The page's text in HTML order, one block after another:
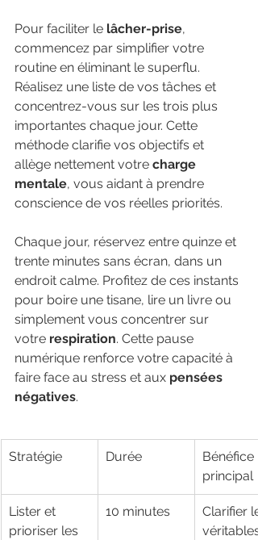
Pour faciliter le lâcher-prise,
commencez par simplifier votre
routine en éliminant le superflu.
Réalisez une liste de vos tâches et
concentrez-vous sur les trois plus
importantes chaque jour. Cette
méthode clarifie vos objectifs et
allège nettement votre charge
mentale, vous aidant à prendre
conscience de vos réelles priorités.
Chaque jour, réservez entre quinze et
trente minutes sans écran, dans un
endroit calme. Profitez de ces instants
pour boire une tisane, lire un livre ou
simplement vous concentrer sur
votre respiration. Cette pause
numérique renforce votre capacité à
faire face au stress et aux pensées
négatives.
Stratégie Durée
Bénéfice
principal
Lister et
prioriser les
10 minutes
Clarifier
véritables